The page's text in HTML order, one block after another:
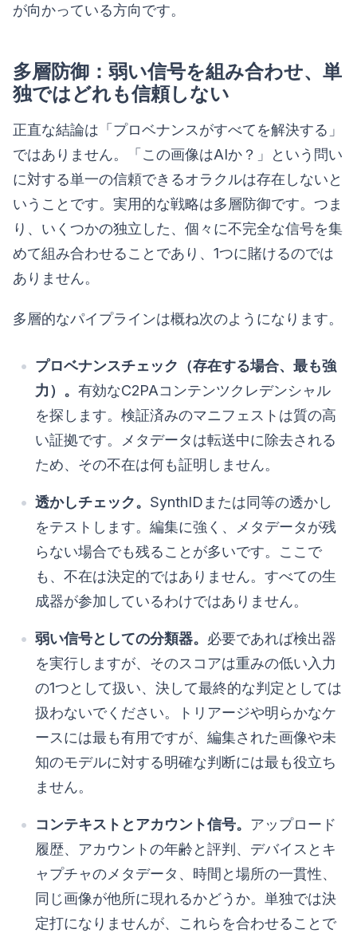
が向かっている方向です。
多層防御：弱い信号を組み合わせ、単
独ではどれも信頼しない
正直な結論は「プロベナンスがすべてを解決する」
ではありません。「この画像はAIか？」という問い
に対する単一の信頼できるオラクルは存在しないと
いうことです。実用的な戦略は多層防御です。つま
り、いくつかの独立した、個々に不完全な信号を集
めて組み合わせることであり、1つに賭けるのでは
ありません。
多層的なパイプラインは概ね次のようになります。
プロベナンスチェック（存在する場合、最も強
力）。 有効なC2PAコンテンツクレデンシャル
を探します。検証済みのマニフェストは質の高
い証拠です。メタデータは転送中に除去される
ため、その不在は何も証明しません。
透かしチェック。 SynthIDまたは同等の透かし
をテストします。編集に強く、メタデータが残
らない場合でも残ることが多いです。ここで
も、不在は決定的ではありません。すべての生
成器が参加しているわけではありません。
弱い信号としての分類器。 必要であれば検出器
を実行しますが、そのスコアは重みの低い入力
の1つとして扱い、決して最終的な判定としては
扱わないでください。トリアージや明らかなケ
ースには最も有用ですが、編集された画像や未
知のモデルに対する明確な判断には最も役立ち
ません。
コンテキストとアカウント信号。 アップロード
履歴、アカウントの年齢と評判、デバイスとキ
ャプチャのメタデータ、時間と場所の一貫性、
同じ画像が他所に現れるかどうか。単独では決
定打になりませんが、これらを合わせることで